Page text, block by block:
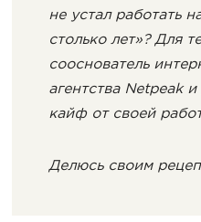
не устал работать
столько лет»? Для
сооснователь
агентства Netpeak
кайф от своей
Делюсь своим